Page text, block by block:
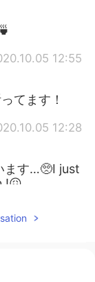
12:55
てます！
12:28
ます…🥺I just
!😖
10:56